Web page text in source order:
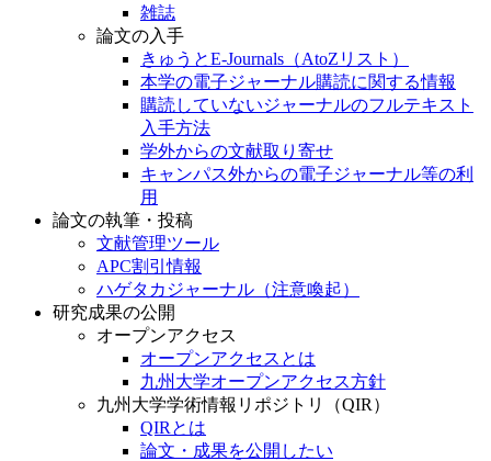
雑誌
論文の入手
きゅうとE-Journals（AtoZリスト）
本学の電子ジャーナル購読に関する情報
購読していないジャーナルのフルテキスト
入手方法
学外からの文献取り寄せ
キャンパス外からの電子ジャーナル等の利
用
論文の執筆・投稿
文献管理ツール
APC割引情報
ハゲタカジャーナル（注意喚起）
研究成果の公開
オープンアクセス
オープンアクセスとは
九州大学オープンアクセス方針
九州大学学術情報リポジトリ（QIR）
QIRとは
論文・成果を公開したい